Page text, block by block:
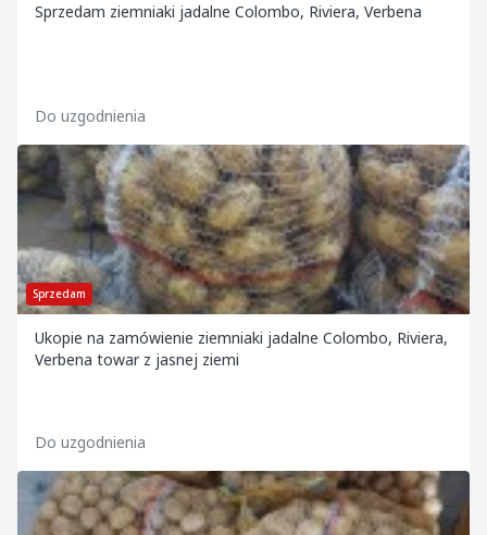
Sprzedam ziemniaki jadalne Colombo, Riviera, Verbena
Do uzgodnienia
Sprzedam
Ukopie na zamówienie ziemniaki jadalne Colombo, Riviera,
Verbena towar z jasnej ziemi
Do uzgodnienia